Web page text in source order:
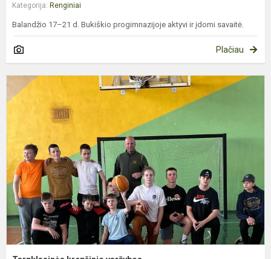
Kategorija: Renginiai
Balandžio 17–21 d. Bukiškio progimnazijoje aktyvi ir įdomi savaitė.
Plačiau